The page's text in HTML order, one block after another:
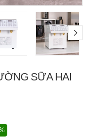
SỮA HAI